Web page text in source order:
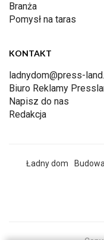
Branża
Pomysł na taras
KONTAKT
ladnydom@press-
Biuro Reklamy
Napisz do nas
Redakcja
Ładny dom